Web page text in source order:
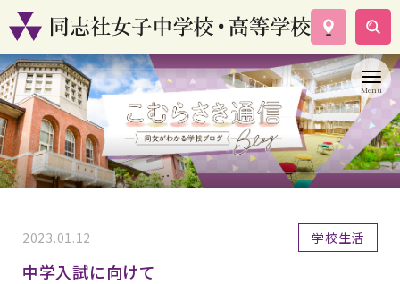
学校案内
コース紹介
学校生活
入試情報
資料請求
2023.01.12 学校生活
中学入試に向けて